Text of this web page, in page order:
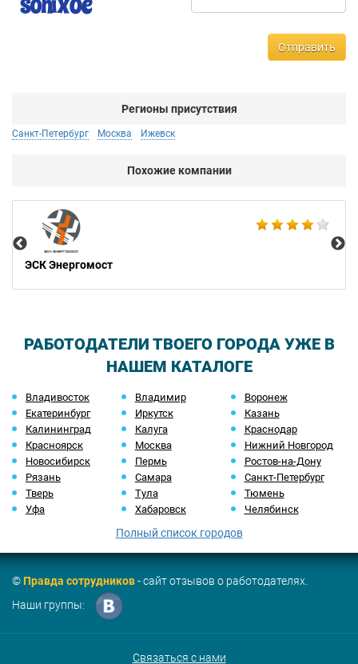
Отправить
Регионы присутствия
Санкт-Петербург Москва Ижевск
Похожие компании
ЭСК Энергомост
РАБОТОДАТЕЛИ ТВОЕГО ГОРОДА УЖЕ В
НАШЕМ КАТАЛОГЕ
Владивосток Владимир
Воронеж
Екатеринбург
Иркутск
Казань
Калининград
Калуга
Краснодар
Красноярск
Москва
Нижний Новгород
Новосибирск
Пермь
Ростов-на-Дону
Рязань
Самара
Санкт-Петербург
Тверь
Тула
Тюмень
Уфа
Хабаровск Челябинск
Полный список городов
©Правда сотрудников- сайт отзывов о работодателях.
Наши группы:
Связаться с нами